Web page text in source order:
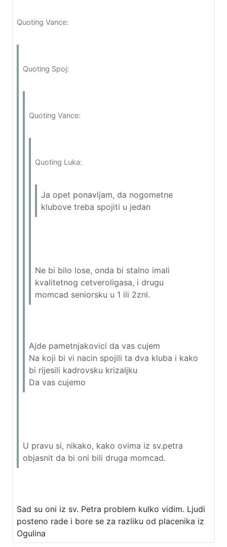
Quoting Vance:
Quoting Spoj:
Quoting Vance:
Quoting Luka:
Ja opet ponavljam, da nogometne
klubove treba spojiti u jedan
Ne bi bilo lose, onda bi stalno imali
kvalitetnog cetveroligasa, i drugu
momcad seniorsku u 1 ili 2znl.
Ajde pametnjakovici da vas cujem
Na koji bi vi nacin spojili ta dva kluba i kako
bi rijesili kadrovsku krizaljku
Da vas cujemo
U pravu si, nikako, kako ovima iz sv.petra
objasnit da bi oni bili druga momcad.
Sad su oni iz sv. Petra problem kulko vidim. Ljudi
posteno rade i bore se za razliku od placenika iz
Ogulina